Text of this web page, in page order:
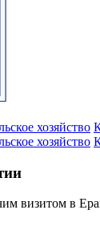
хозяйство
хозяйство
визитом в